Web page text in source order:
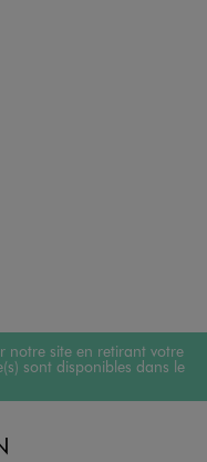
notre site en retirant votre
sont disponibles dans le